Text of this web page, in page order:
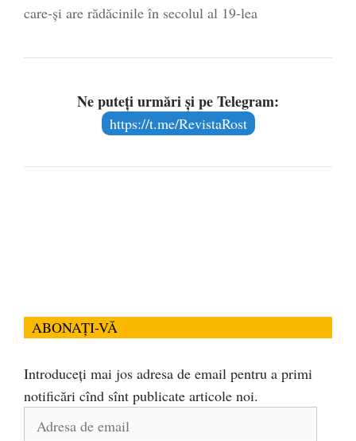
care-și are rădăcinile în secolul al 19-lea
Ne puteți urmări și pe Telegram:
https://t.me/RevistaRost
ABONAȚI-VĂ
Introduceți mai jos adresa de email pentru a primi
notificări cînd sînt publicate articole noi.
Adresa